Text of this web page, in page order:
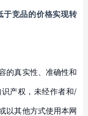
于竞品的价格实现转
的真实性、准确性和
产权，未经作者和/
以其他方式使用本网